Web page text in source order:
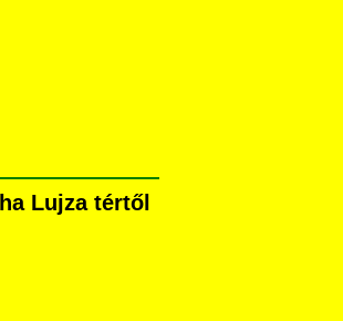
Lujza tértől